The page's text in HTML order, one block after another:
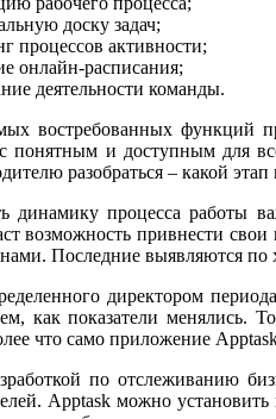
доску задач;
процессов активности;
онлайн-расписания;
деятельности команды.
востребованных функций
понятным и доступным для
разобраться – какой
динамику процесса работы
возможность привнести
Последние выявляются по
директором
как показатели менялись.
что само приложение
по отслеживанию
Apptask можно